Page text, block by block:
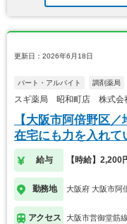
更新日：2026年6月18日
パート・アルバイト 調剤薬局
スギ薬局 昭和町店 株式会
【大阪市阿倍野区
在宅にも力を入れて
給与 【時給】2,200
勤務地 大阪府 大阪市阿
アクセス 大阪市営御堂筋